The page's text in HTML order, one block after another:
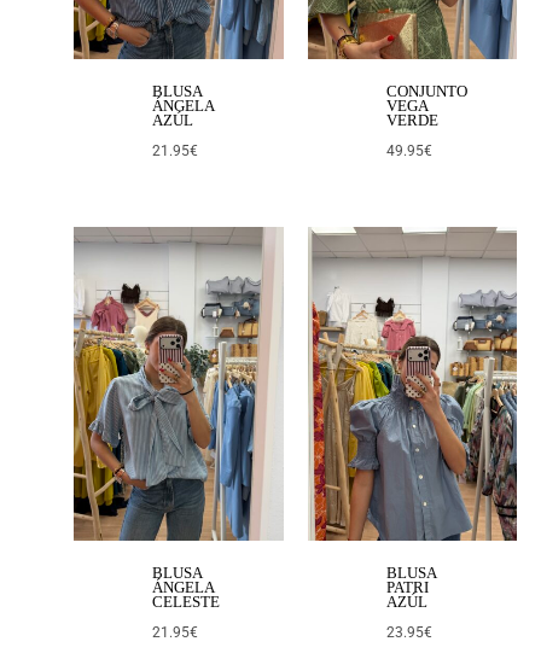
BLUSA
ÁNGELA
AZÚL
21.95€
CONJUNTO
VEGA
VERDE
49.95€
BLUSA
ÁNGELA
CELESTE
21.95€
BLUSA
PATRI
AZÚL
23.95€